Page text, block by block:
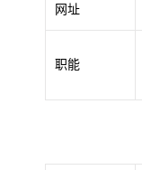
网址
职能